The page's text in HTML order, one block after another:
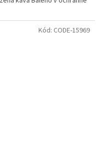
Kód: CODE-15969